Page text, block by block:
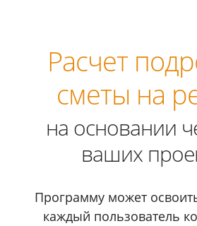
Расчет
сметы на
на основании
ваших
Программу может
каждый пользователь